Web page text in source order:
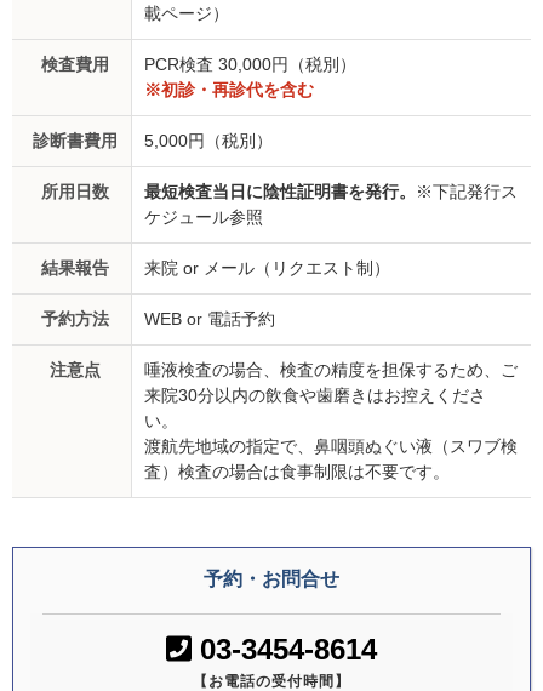
載ページ）
検査費用
PCR検査 30,000円（税別）
※初診・再診代を含む
診断書費用 5,000円（税別）
所用日数 最短検査当日に陰性証明書を発行。
※下記発行ス
ケジュール参照
結果報告 来院 or メール（リクエスト制）
予約方法 WEB or 電話予約
注意点
唾液検査の場合、検査の精度を担保するため、ご
来院30分以内の飲食や歯磨きはお控えくださ
い。
渡航先地域の指定で、鼻咽頭ぬぐい液（スワブ検
査）検査の場合は食事制限は不要です。
予約・お問合せ
03-3454-8614
【お電話の受付時間】